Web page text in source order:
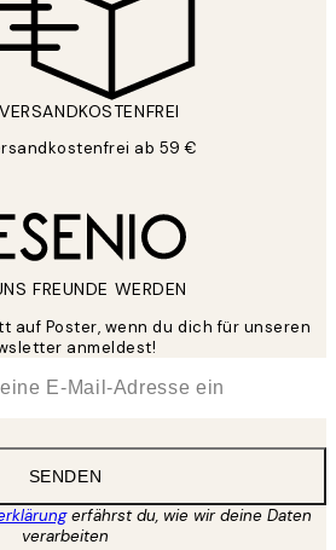
VERSANDKOSTENFREI
ab 59 €
FREUNDE WERDEN
auf Poster, wenn du dich für unseren
anmeldest!
SENDEN
erfährst du, wie wir deine Daten
verarbeiten